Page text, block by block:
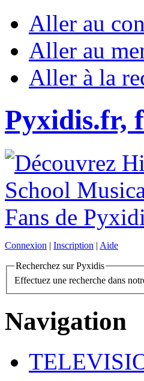
Aller au
Aller au
Aller à la
Pyxidis.fr,
Connexion | Inscription | Aide
Recherchez sur Pyxidis
Effectuez une recherche dans
Navigation